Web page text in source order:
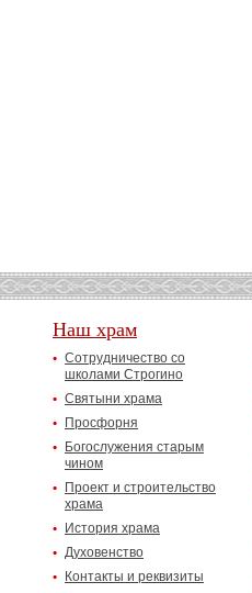
Наш храм
Сотрудничество со
школами Строгино
Святыни храма
Просфорня
Богослужения старым
чином
Проект и строительство
храма
История храма
Духовенство
Контакты и реквизиты